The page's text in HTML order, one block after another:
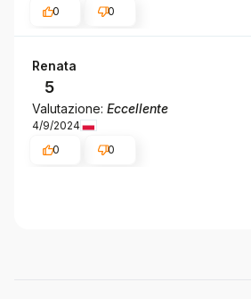
0
0
Renata
5
Valutazione: Eccellente
4/9/2024
0
0